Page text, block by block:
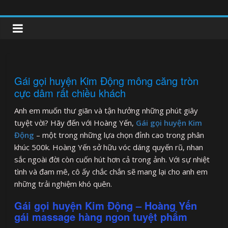
to
content
clipnonglive.com
Gái gọi huyện Kim Động mông căng tròn
cực dâm rất chiều khách
Anh em muốn thư giãn và tận hưởng những phút giây
tuyệt vời? Hãy đến với Hoàng Yến, Gái gọi huyện Kim
Động – một trong những lựa chọn đỉnh cao trong phân
khúc 500k. Hoàng Yến sở hữu vóc dáng quyến rũ, nhan
sắc ngoài đời còn cuốn hút hơn cả trong ảnh. Với sự nhiệt
tình và đam mê, cô ấy chắc chắn sẽ mang lại cho anh em
những trải nghiệm khó quên.
Gái gọi huyện Kim Động – Hoàng Yến
gái massage hàng ngon tuyệt phẩm